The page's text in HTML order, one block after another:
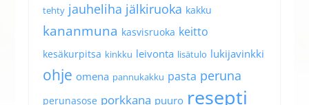
tehty jauheliha jälkiruoka kakku
kananmuna kasvisruoka keitto
kesäkurpitsa kinkku leivonta lisätulo lukijavinkki
ohje omena pannukakku pasta peruna
perunasose porkkana puuro resepti